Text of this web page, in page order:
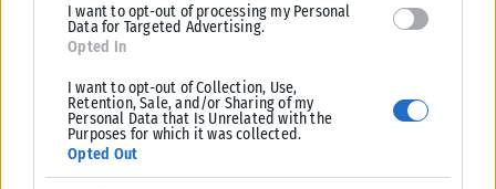
I want to opt-out of processing my Personal
Data for Targeted Advertising.
Opted In
I want to opt-out of Collection, Use,
Retention, Sale, and/or Sharing of my
Personal Data that Is Unrelated with the
Purposes for which it was collected.
Opted Out
τη διευθέτηση ζητημάτων που σχετίζονται με το μέλλον των...
ΑΝΑΡΤΉΘΗΚΕ ΑΠΌ KARFITSANEWS